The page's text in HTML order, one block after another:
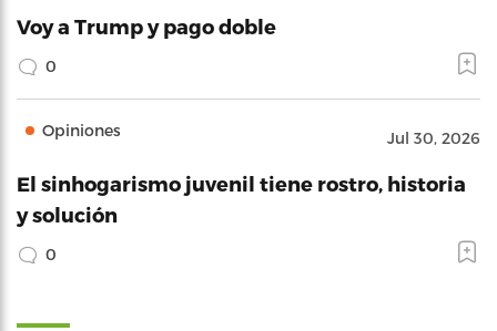
Voy a Trump y pago doble
0
Opiniones Jul 30, 2026
El sinhogarismo juvenil tiene rostro, historia
y solución
0